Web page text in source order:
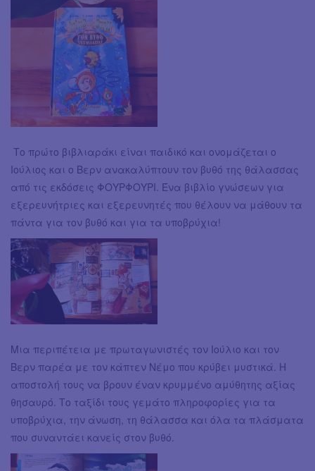
Το πρώτο βιβλιαράκι είναι παιδικό και ονομάζεται ο
Ιούλιος και ο Βερν ανακαλύπτουν τον βυθό της θάλασσας
από τις εκδόσεις ΦΟΥΡΦΟΥΡΙ. Ένα βιβλίο γνώσεων για
εξερευνήτριες και εξερευνητές που θέλουν να μάθουν τα
πάντα για τον βυθό και για τα υποβρύχια!
Μια περιπέτεια με πρωταγωνιστές τον Ιούλιο και τον
Βερν παρέα με τον κάπτεν Νέμο που κρύβει μυστικά. Η
αποστολή τους να βρουν έναν κρυμμένο αμύθητης αξίας
θησαυρό. Το ταξίδι τους γεμάτο πληροφορίες για τα
υποβρύχια, την άνωση, τη θάλασσα και όλα τα πλάσματα
που συναντάει κανείς στον βυθό.